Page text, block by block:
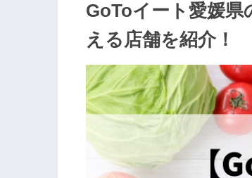
GoToイート愛媛県
える店舗を紹介！